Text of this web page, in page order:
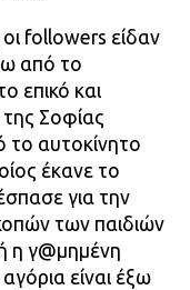
followers είδαν
από το
επικό και
Σοφίας
αυτοκίνητο
έκανε το
για την
των παιδιών
η γ@μημένη
είναι έξω